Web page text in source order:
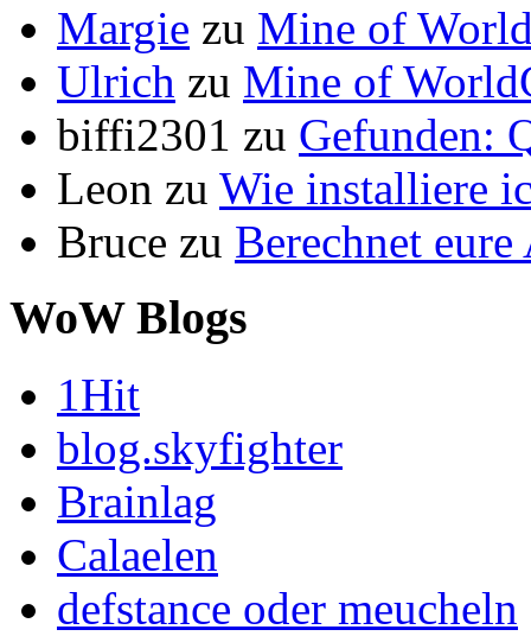
Margie zu Mine of
Ulrich zu Mine of
biffi2301 zu Gefunden:
Leon zu Wie installiere
Bruce zu Berechnet
WoW Blogs
1Hit
blog.skyfighter
Brainlag
Calaelen
defstance oder meucheln